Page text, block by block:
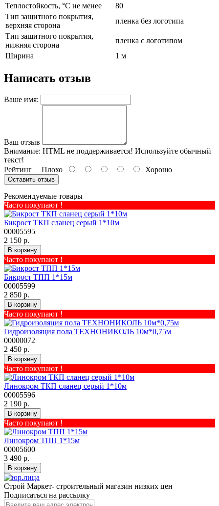
Теплостойкость, °С не менее
80
Тип защитного покрытия,
верхняя сторона
пленка без логотипа
Тип защитного покрытия,
нижняя сторона
пленка с логотипом
Ширина
1 м
Написать отзыв
Ваше имя:
Ваш отзыв
Внимание: HTML не поддерживается! Используйте обычный
текст!
Рейтинг Плохо Хорошо
Оставить отзыв
Рекомендуемые товары
Часто покупают !
Бикрост ТКП сланец серый 1*10м
00005595
2 150 р.
В корзину
Часто покупают !
Бикрост ТПП 1*15м
00005599
2 850 р.
В корзину
Часто покупают !
Гидроизоляция пола ТЕХНОНИКОЛЬ 10м*0,75м
00000072
2 450 р.
В корзину
Часто покупают !
Линокром ТКП сланец серый 1*10м
00005596
2 190 р.
В корзину
Часто покупают !
Линокром ТПП 1*15м
00005600
3 490 р.
В корзину
Строй Маркет- строительный магазин низких цен
Подписаться на рассылку